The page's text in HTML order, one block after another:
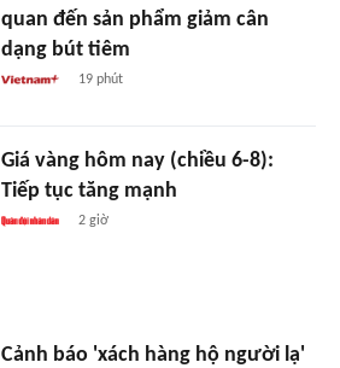
quan đến sản phẩm giảm cân
dạng bút tiêm
19 phút
Giá vàng hôm nay (chiều 6-8):
Tiếp tục tăng mạnh
2 giờ
Cảnh báo 'xách hàng hộ người lạ'